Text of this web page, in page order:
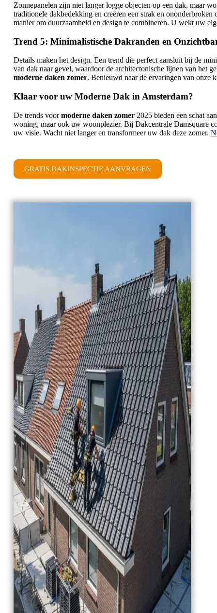
Zonnepanelen zijn niet langer logge objecten op een dak, maar
traditionele dakbedekking en creëren een strak en
manier om duurzaamheid en design te combineren. U wekt uw
Trend 5: Minimalistische Dakranden en
Details maken het design. Een trend die perfect aansluit bij de
van dak naar gevel, waardoor de architectonische lijnen van het
moderne daken zomer. Benieuwd naar de ervaringen van onze
Klaar voor uw Moderne Dak in Amsterdam?
De trends voormoderne daken zomer 2025 bieden een schat
woning, maar ook uw woonplezier. Bij Dakcentrale Damsquare
uw visie. Wacht niet langer en transformeer uw dak deze zomer.
GRATIS DAKINSPECTIE AANVRAGEN